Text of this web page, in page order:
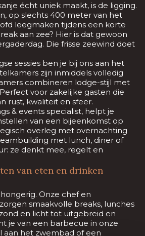
écht uniek maakt, is de ligging.
op slechts 400 meter van het
leegmaken tijdens een korte
aan zee? Hier is dat gewoon
Die frisse zeewind doet
sessies ben je bij ons aan het
zijn inmiddels volledig
combineren lodge-stijl met
voor zakelijke gasten die
rust, kwaliteit en sfeer.
& events specialist, helpt je
van een bijeenkomst op
overleg met overnachting
met lunch, diner of
ze denkt mee, regelt en
van eten en drinken
Onze chef en
smaakvolle breaks, lunches
en licht tot uitgebreid en
je van een barbecue in onze
aan het zwembad of een